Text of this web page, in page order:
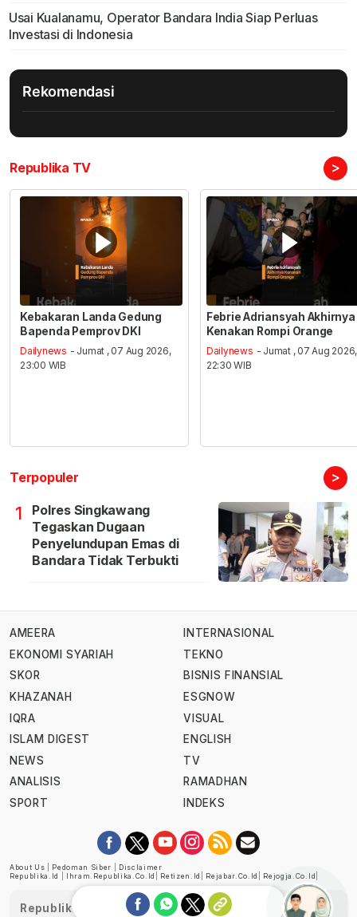
Usai Kualanamu, Operator Bandara India Siap Perluas
Investasi di Indonesia
Rekomendasi
Republika TV >
Kebakaran Landa Gedung
Bapenda Pemprov DKI
Dailynews - Jumat , 07 Aug 2026,
23:00 WIB
Febrie Adriansyah Akhirnya
Kenakan Rompi Orange
Dailynews - Jumat , 07 Aug 2026,
22:30 WIB
Terpopuler >
1
Polres Singkawang
Tegaskan Dugaan
Penyelundupan Emas di
Bandara Tidak Terbukti
AMEERA
EKONOMI SYARIAH
SKOR
KHAZANAH
IQRA
ISLAM DIGEST
NEWS
ANALISIS
SPORT
INTERNASIONAL
TEKNO
BISNIS FINANSIAL
ESGNOW
VISUAL
ENGLISH
TV
RAMADHAN
INDEKS
About Us Pedoman Siber
Disclaimer
Republika.id
Ihram.republika.co.id Retizen.id Rejabar.co.id Rejogja.co.id
Republika telah diverifikasi oleh Dewan Pers